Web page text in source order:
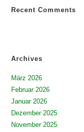
Recent Comments
Archives
März 2026
Februar 2026
Januar 2026
Dezember 2025
November 2025